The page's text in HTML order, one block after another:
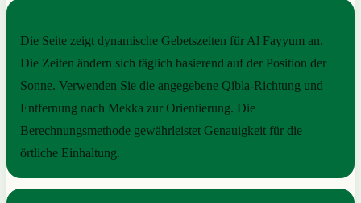
Die Seite zeigt dynamische Gebetszeiten für Al Fayyum an.
Die Zeiten ändern sich täglich basierend auf der Position der
Sonne. Verwenden Sie die angegebene Qibla-Richtung und
Entfernung nach Mekka zur Orientierung. Die
Berechnungsmethode gewährleistet Genauigkeit für die
örtliche Einhaltung.